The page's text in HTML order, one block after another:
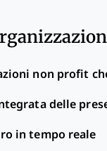
non profit
delle
in tempo reale